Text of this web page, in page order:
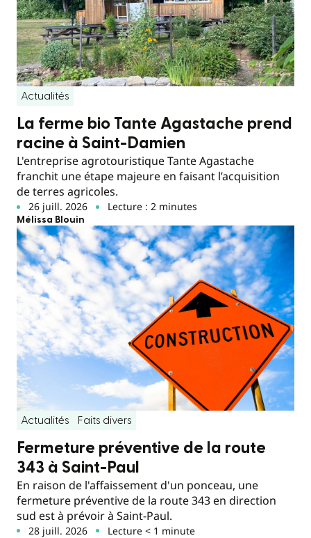
Actualités
La ferme bio Tante Agastache prend
racine à Saint-Damien
L'entreprise agrotouristique Tante Agastache
franchit une étape majeure en faisant l’acquisition
de terres agricoles.
26 juill. 2026 Lecture : 2 minutes
Mélissa Blouin
Actualités Faits divers
Fermeture préventive de la route
343 à Saint-Paul
En raison de l'affaissement d'un ponceau, une
fermeture préventive de la route 343 en direction
sud est à prévoir à Saint-Paul.
28 juill. 2026 Lecture < 1 minute